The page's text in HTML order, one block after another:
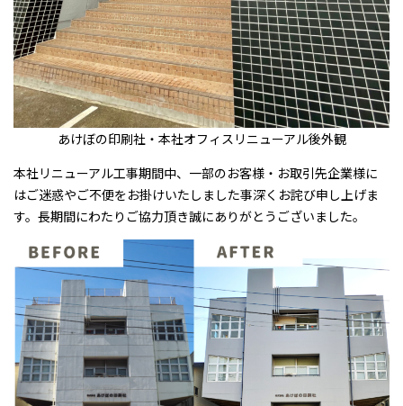
あけぼの印刷社・本社オフィスリニューアル後外観
本社リニューアル工事期間中、一部のお客様・お取引先企業様に
はご迷惑やご不便をお掛けいたしました事深くお詫び申し上げま
す。長期間にわたりご協力頂き誠にありがとうございました。